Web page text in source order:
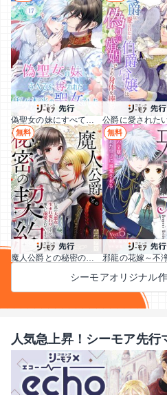
偽聖女の妹にすべてを奪われた私が本当の聖女でした
無料
魔人公爵との秘密の契約～伝説の大悪女の生まれ変わりですが、魔人に溺愛されています～
無料
シーモアオリジナル
人気急上昇！シーモア先行